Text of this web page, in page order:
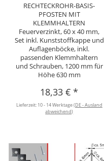
RECHTECKROHR-BASIS-
PFOSTEN MIT
KLEMMHALTERN
Feuerverzinkt, 60 x 40 mm,
Set inkl. Kunststoffkappe und
Auflagenböcke, inkl.
passenden Klemmhaltern
und Schrauben, 1200 mm für
Höhe 630 mm
18,33 €*
Lieferzeit: 10 - 14 Werktage(DE - Ausland
abweichend)